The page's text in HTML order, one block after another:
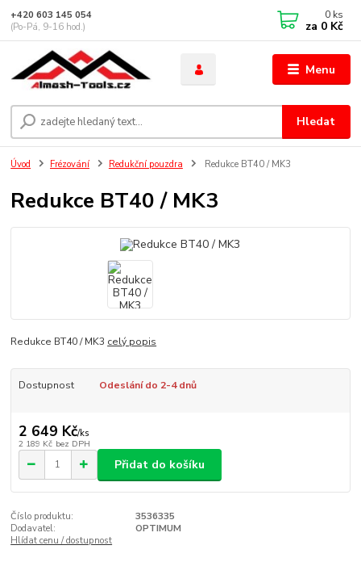
Menu
Hledat
+420 603 145 054
(Po-Pá, 9-16 hod.)
0 ks
za 0 Kč
Úvod Frézování Redukční pouzdra Redukce BT40 / MK3
Redukce BT40 / MK3
Redukce BT40 / MK3 celý popis
Dostupnost Odeslání do 2-4 dnů
2 649 Kč/ks
2 189 Kč bez DPH
Přidat do košíku
Číslo produktu:
3536335
Dodavatel:
OPTIMUM
Hlídat cenu / dostupnost